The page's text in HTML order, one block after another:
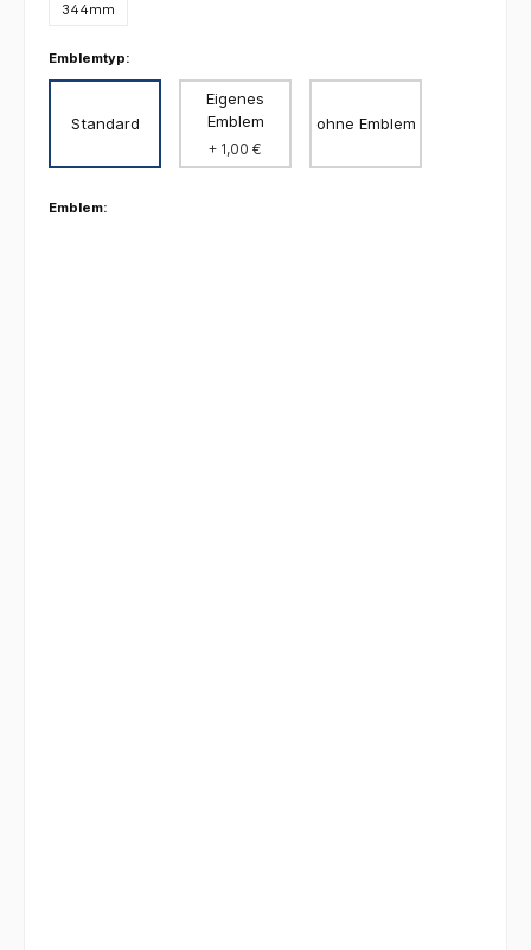
344mm
Emblemtyp:
Standard
Eigenes
Emblem
+ 1,00 €
ohne Emblem
Emblem: